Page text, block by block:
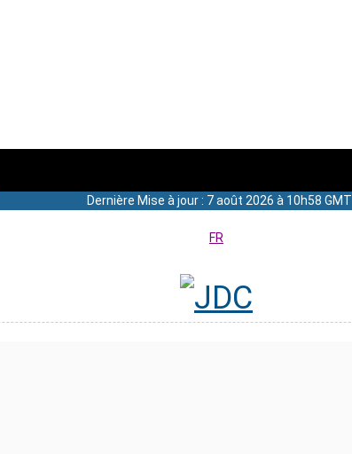
Dernière Mise à jour : 7 août 2026 à 10h58 GMT
FR